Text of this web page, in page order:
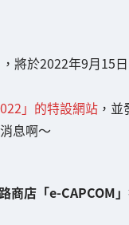
將於2022年9月15
」的特設網站，並
息啊～
商店「e-CAPCOM」